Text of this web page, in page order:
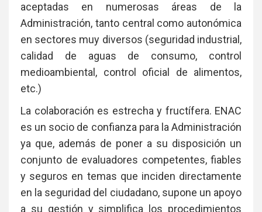
aceptadas en numerosas áreas de la
Administración, tanto central como autonómica
en sectores muy diversos (seguridad industrial,
calidad de aguas de consumo, control
medioambiental, control oficial de alimentos,
etc.)
La colaboración es estrecha y fructífera. ENAC
es un socio de confianza para la Administración
ya que, además de poner a su disposición un
conjunto de evaluadores competentes, fiables
y seguros en temas que inciden directamente
en la seguridad del ciudadano, supone un apoyo
a su gestión y simplifica los procedimientos